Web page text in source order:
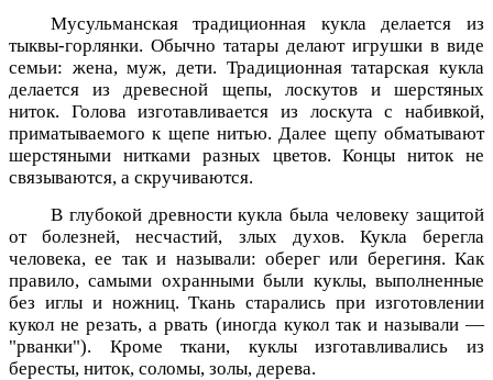
Мусульманская традиционная кукла делается из
тыквы-горлянки. Обычно татары делают игрушки в виде
семьи: жена, муж, дети. Традиционная татарская кукла
делается из древесной щепы, лоскутов и шерстяных
ниток. Голова изготавливается из лоскута с набивкой,
приматываемого к щепе нитью. Далее щепу обматывают
шерстяными нитками разных цветов. Концы ниток не
связываются, а скручиваются.
В глубокой древности кукла была человеку защитой
от болезней, несчастий, злых духов. Кукла берегла
человека, ее так и называли: оберег или берегиня. Как
правило, самыми охранными были куклы, выполненные
без иглы и ножниц. Ткань старались при изготовлении
кукол не резать, а рвать (иногда кукол так и называли —
"рванки"). Кроме ткани, куклы изготавливались из
бересты, ниток, соломы, золы, дерева.